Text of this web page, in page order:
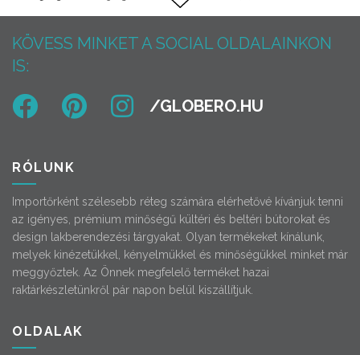
KÖVESS MINKET A SOCIAL OLDALAINKON
IS:
RÓLUNK
Importőrként szélesebb réteg számára elérhetővé kívánjuk tenni
az igényes, prémium minőségű kültéri és beltéri bútorokat és
design lakberendezési tárgyakat. Olyan termékeket kínálunk,
melyek kinézetükkel, kényelmükkel és minőségükkel minket már
meggyőztek. Az Önnek megfelelő terméket hazai
raktárkészletünkről pár napon belül kiszállítjuk.
OLDALAK